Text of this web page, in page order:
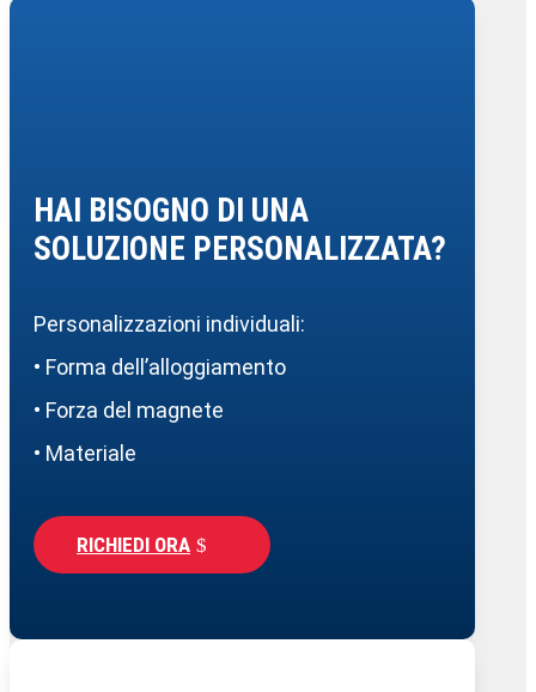
HAI BISOGNO DI UNA
SOLUZIONE PERSONALIZZATA?
Personalizzazioni individuali:
• Forma dell’alloggiamento
• Forza del magnete
• Materiale
RICHIEDI ORA